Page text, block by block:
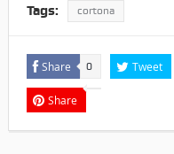
Tags: cortona
Share 0 Tweet
Share